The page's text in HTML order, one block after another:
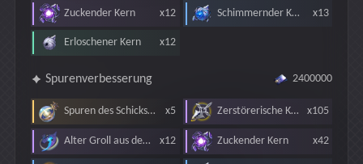
Zuckender Kern x12 Schimmernder Kern x13
Erloschener Kern x12
Spurenverbesserung 2400000
Spuren des Schicksals x5 Zerstörerische Klinge x105
Alter Groll aus der Krise des zerfressenen Planeten x12 Zuckender Kern x42